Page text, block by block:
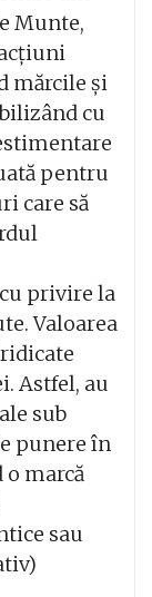
Munte,
mărcile și
cu
pentru
care să
privire la
Valoarea
Astfel, au
sub
punere în
marcă
sau